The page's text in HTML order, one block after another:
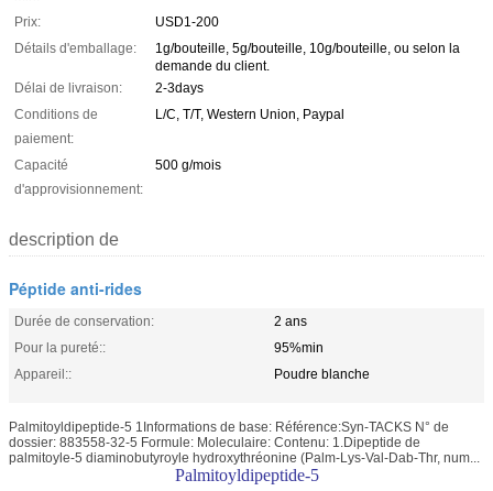
Prix:
USD1-200
Détails d'emballage:
1g/bouteille, 5g/bouteille, 10g/bouteille, ou selon la
demande du client.
Délai de livraison:
2-3days
Conditions de
paiement:
L/C, T/T, Western Union, Paypal
Capacité
d'approvisionnement:
500 g/mois
description de
Péptide anti-rides
Durée de conservation:
2 ans
Pour la pureté::
95%min
Appareil::
Poudre blanche
Palmitoyldipeptide-5 1Informations de base: Référence:Syn-TACKS N° de
dossier: 883558-32-5 Formule: Moleculaire: Contenu: 1.Dipeptide de
palmitoyle-5 diaminobutyroyle hydroxythréonine (Palm-Lys-Val-Dab-Thr, num...
Palmitoyldipeptide-5